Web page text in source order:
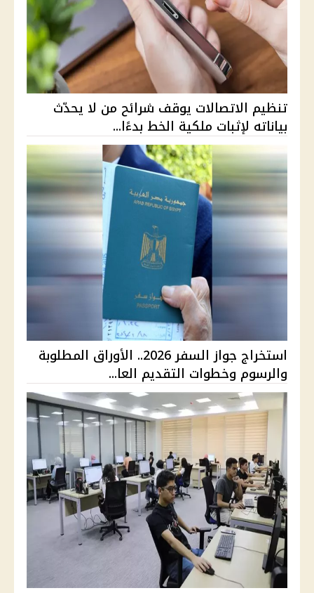
تنظيم الاتصالات يوقف شرائح من لا يحدّث
بياناته لإثبات ملكية الخط بدءًا...
استخراج جواز السفر 2026.. الأوراق المطلوبة
والرسوم وخطوات التقديم العا...